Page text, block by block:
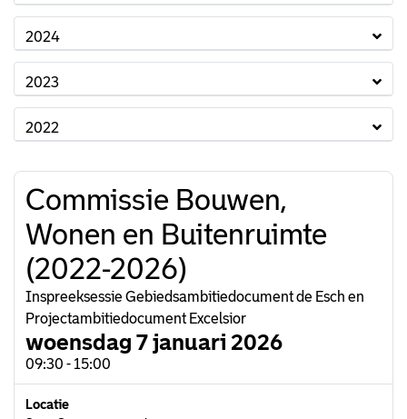
2024
2023
2022
Commissie Bouwen,
Wonen en Buitenruimte
(2022-2026)
Inspreeksessie Gebiedsambitiedocument de Esch en
Projectambitiedocument Excelsior
woensdag 7 januari 2026
09:30 - 15:00
Locatie